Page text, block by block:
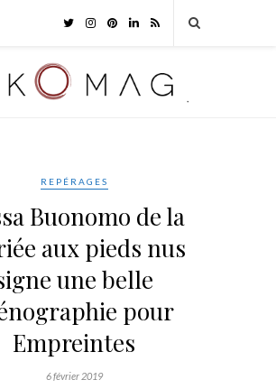
REPÉRAGES
Buonomo de la
aux pieds nus
une belle
pour
Empreintes
6 février 2019